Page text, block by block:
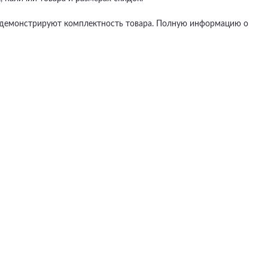
комплектность товара. Полную информацию о